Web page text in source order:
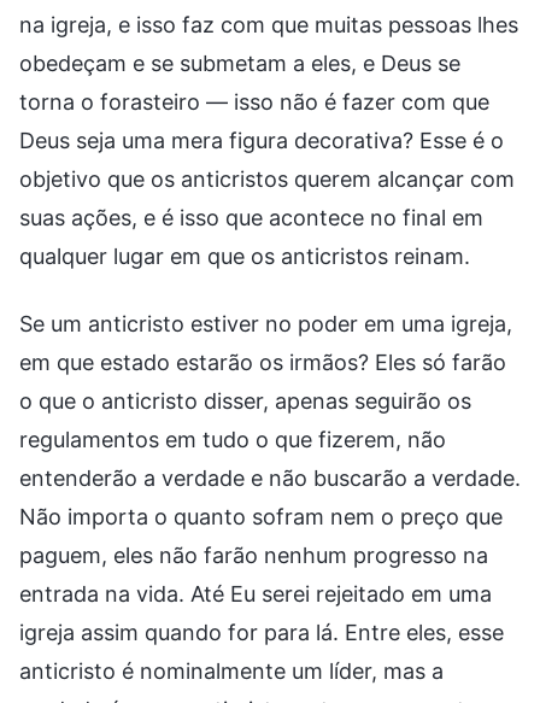
na igreja, e isso faz com que muitas pessoas lhes
obedeçam e se submetam a eles, e Deus se
torna o forasteiro — isso não é fazer com que
Deus seja uma mera figura decorativa? Esse é o
objetivo que os anticristos querem alcançar com
suas ações, e é isso que acontece no final em
qualquer lugar em que os anticristos reinam.
Se um anticristo estiver no poder em uma igreja,
em que estado estarão os irmãos? Eles só farão
o que o anticristo disser, apenas seguirão os
regulamentos em tudo o que fizerem, não
entenderão a verdade e não buscarão a verdade.
Não importa o quanto sofram nem o preço que
paguem, eles não farão nenhum progresso na
entrada na vida. Até Eu serei rejeitado em uma
igreja assim quando for para lá. Entre eles, esse
anticristo é nominalmente um líder, mas a